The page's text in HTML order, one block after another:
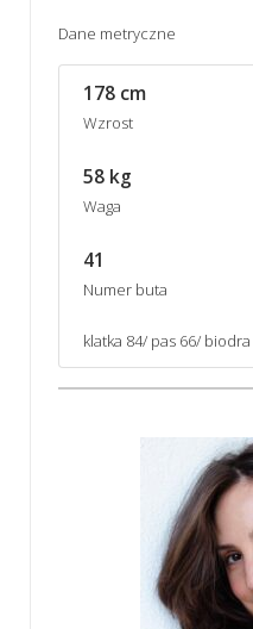
Dane metryczne
178 cm
Wzrost
58 kg
Waga
41
Numer buta
klatka 84/ pas 66/